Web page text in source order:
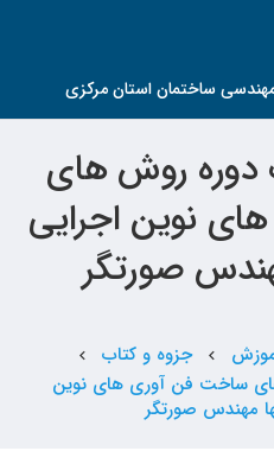
ساختمان استان مرکزی
دوره روش های
نوین اجرایی
صورتگر
chevron_left جزوه و کتاب chevron_left
ساخت فن آوری های نوین
مهندس صورتگر